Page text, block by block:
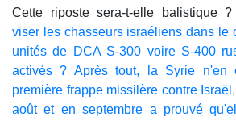
Cette riposte sera-t-elle balistique ?
viser les chasseurs israéliens dans le
unités de DCA S-300 voire S-400
activés ? Après tout, la Syrie
première frappe missilère contre
août et en septembre a prouvé